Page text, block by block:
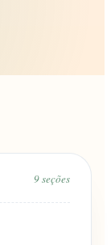
9seções